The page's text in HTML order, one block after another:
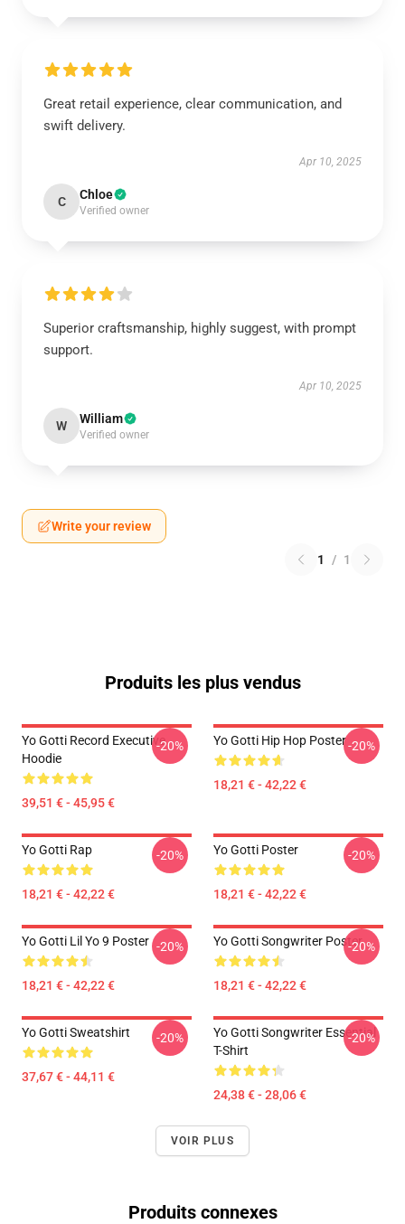
Great retail experience, clear communication, and
swift delivery.
Apr 10, 2025
C Chloe
Verified owner
Superior craftsmanship, highly suggest, with prompt
support.
Apr 10, 2025
W William
Verified owner
Write your review
1 / 1
Produits les plus vendus
Yo Gotti Record Executive
Hoodie
39,51 € - 45,95 €
-20% Yo Gotti Hip Hop Poster
18,21 € - 42,22 €
-20%
Yo Gotti Rap
18,21 € - 42,22 €
-20% Yo Gotti Poster
18,21 € - 42,22 €
-20%
Yo Gotti Lil Yo 9 Poster
18,21 € - 42,22 €
-20% Yo Gotti Songwriter Poster
18,21 € - 42,22 €
-20%
Yo Gotti Sweatshirt
37,67 € - 44,11 €
-20%
Yo Gotti Songwriter Essential
T-Shirt
24,38 € - 28,06 €
-20%
VOIR PLUS
Produits connexes